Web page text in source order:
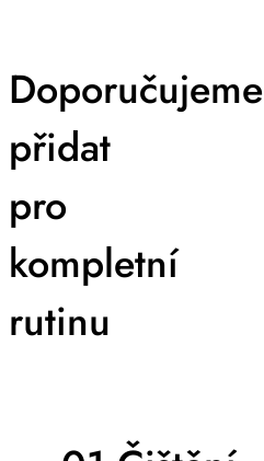
Doporučujeme
přidat
pro
kompletní
rutinu